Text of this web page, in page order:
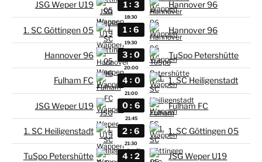
JSG Weper U19 1 : 3 Hannover 96
18:30
1. SC Göttingen 05 1 : 6 Hannover 96
19:30
Hannover 96 3 : 0 TuSpo Petershütte
20:00
Fulham FC 4 : 0 1. SC Heiligenstadt
21:00
JSG Weper U19 0 : 6 Fulham FC
21:45
1. SC Heiligenstadt 2 : 6 1. SC Göttingen 05
21:30
TuSpo Petershütte 4 : 2 JSG Weper U19